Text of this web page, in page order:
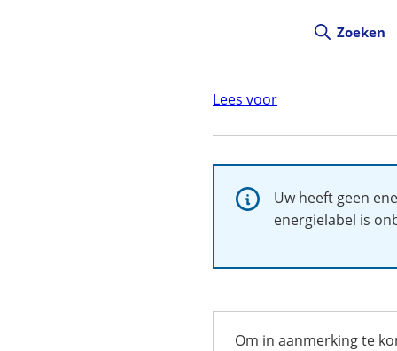
Zoeken
Lees voor
Informatie:
Uw heeft geen
energielabel is
Om in aanmerking te